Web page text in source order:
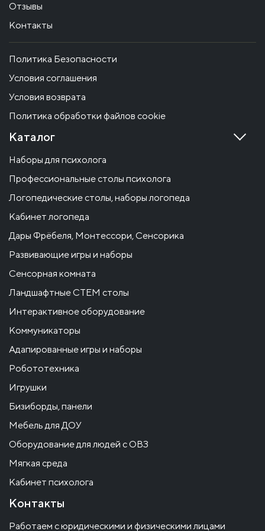
Отзывы
Контакты
Политика Безопасности
Условия соглашения
Условия возврата
Политика обработки файлов cookie
Каталог
Наборы для психолога
Профессиональные столы психолога
Логопедические столы, наборы логопеда
Кабинет логопеда
Дары Фрёбеля, Монтессори, Сенсорика
Развивающие игры и наборы
Сенсорная комната
Ландшафтные СТЕМ столы
Интерактивное оборудование
Коммуникаторы
Адапированные игры и наборы
Робототехника
Игрушки
Бизиборды, панели
Мебель для ДОУ
Оборудование для людей с ОВЗ
Мягкая среда
Кабинет психолога
Контакты
Работаем с юридическими и физическими лицами